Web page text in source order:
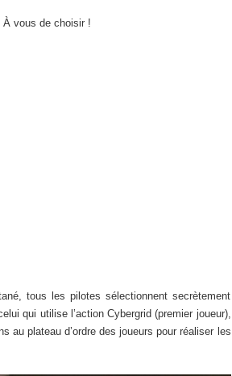
vous de choisir !
tous les pilotes sélectionnent secrètement
qui utilise l’action Cybergrid (premier joueur),
au plateau d’ordre des joueurs pour réaliser les